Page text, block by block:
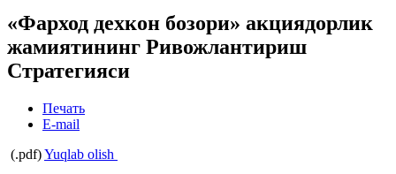
«Фарход дехкон бозори» акциядорлик
жамиятининг Ривожлантириш
Стратегияси
Печать
E-mail
(.pdf)Yuqlab olish